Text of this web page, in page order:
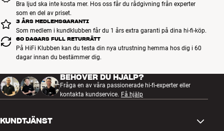
Bra ljud ska inte kosta mer. Hos oss får du rådgivning från experter
som en del av priset.
3 ÅRS MEDLEMSGARANTI
Som medlem i kundklubben får du 1 års extra garanti på dina hi-fi-köp.
60 DAGARS FULL RETURRÄTT
På HiFi Klubben kan du testa din nya utrustning hemma hos dig i 60
dagar innan du bestämmer dig.
BEHÖVER DU HJÄLP?
Fråga en av våra passionerade hi-fi-experter eller
kontakta kundservice. Få hjälp
KUNDTJÄNST